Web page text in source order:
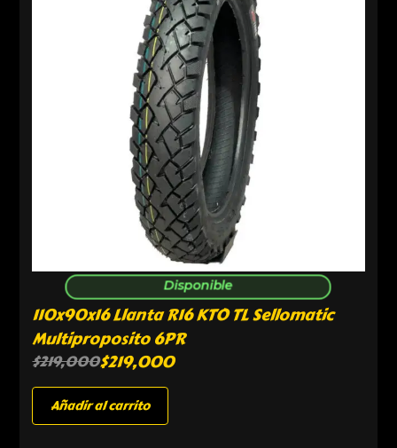
Disponible
110x90x16 Llanta R16 KTO TL Sellomatic
Multiproposito 6PR
$219,000$219,000
Añadir al carrito